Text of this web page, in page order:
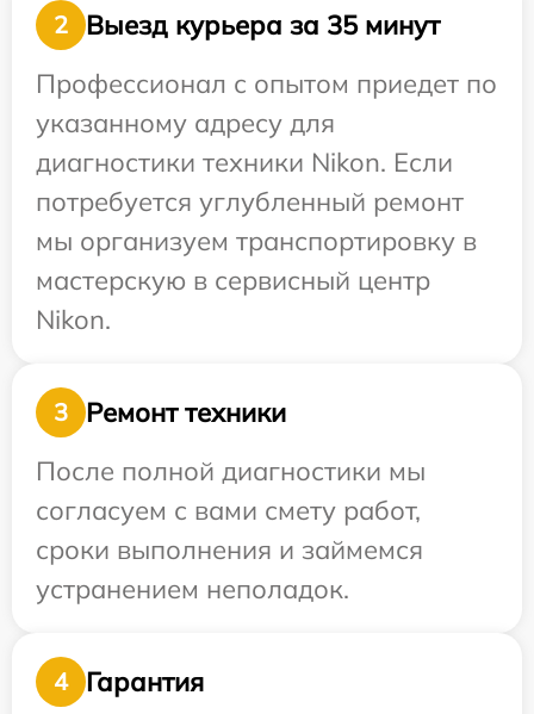
2
Выезд курьера за 35 минут
Профессионал с опытом приедет по
указанному адресу для
диагностики техники Nikon. Если
потребуется углубленный ремонт
мы организуем транспортировку в
мастерскую в сервисный центр
Nikon.
3
Ремонт техники
После полной диагностики мы
согласуем с вами смету работ,
сроки выполнения и займемся
устранением неполадок.
4 Гарантия